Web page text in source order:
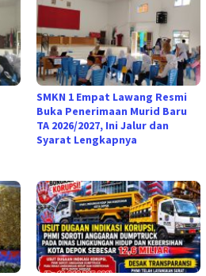
SMKN 1 Empat Lawang Resmi
Buka Penerimaan Murid Baru
TA 2026/2027, Ini Jalur dan
Syarat Lengkapnya